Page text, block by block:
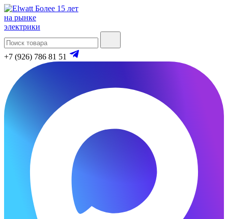
Более 15 лет
на рынке
электрики
+7 (926) 786 81 51